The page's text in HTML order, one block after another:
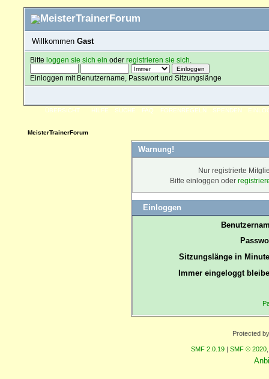
Willkommen Gast
Bitteloggen sie sich ein oderregistrieren sie sich
Einloggen mit Benutzername, Passwort und Sitzungslänge
ÜBERSICHT HILFE SUCHE FAQ FORENREGELN SPENDEN
MeisterTrainerForum
Warnung!
Nur registrierte
Bitte einloggen oder
Einloggen
Sitzungslänge in
Immer eingeloggt
Protected
SMF 2.0.19 | SMF © 2020